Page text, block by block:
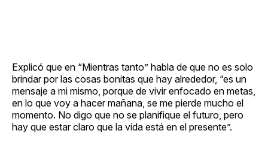
Explicó que en “Mientras tanto” habla de que no es solo
brindar por las cosas bonitas que hay alrededor, “es un
mensaje a mi mismo, porque de vivir enfocado en metas,
en lo que voy a hacer mañana, se me pierde mucho el
momento. No digo que no se planifique el futuro, pero
hay que estar claro que la vida está en el presente”.